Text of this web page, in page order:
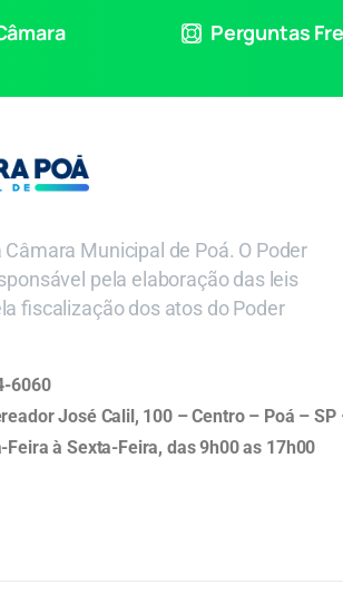
Perguntas
Câmara Municipal de Poá. O Poder
pela elaboração das leis
fiscalização dos atos do Poder
6060
José Calil, 100 – Centro – Poá –
Feira à Sexta-Feira, das 9h00 as 17h00